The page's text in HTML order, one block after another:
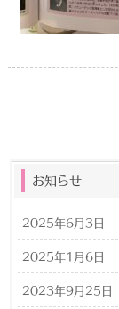
お知らせ
2025年6月3日
2025年1月6日
2023年9月25日